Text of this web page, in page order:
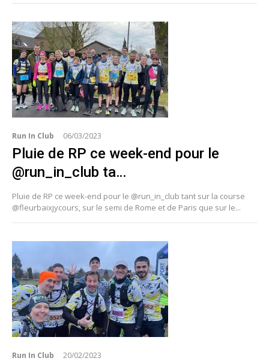
Run In Club 06/03/2023
Pluie de RP ce week-end pour le
@run_in_club ta…
Pluie de RP ce week-end pour le @run_in_club tant sur la course
@fleurbaixjycours, sur le semi de Rome et de Paris que sur le...
Run In Club 20/02/2023